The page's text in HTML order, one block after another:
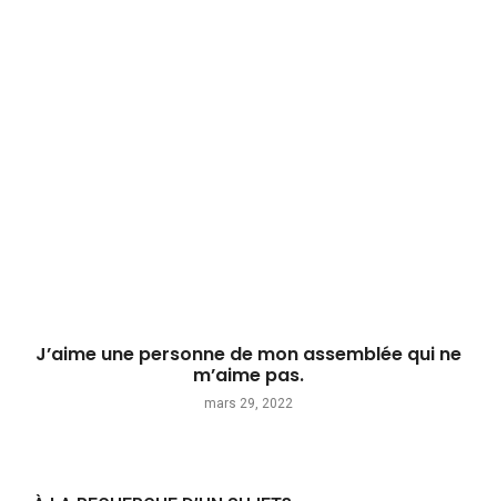
J’aime une personne de mon assemblée qui ne
m’aime pas.
mars 29, 2022